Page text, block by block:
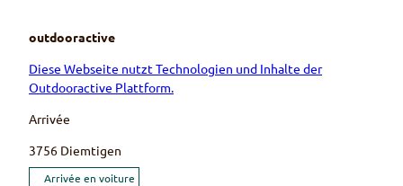
outdooractive
Diese Webseite nutzt Technologien und Inhalte der
Outdooractive Plattform.
Arrivée
3756 Diemtigen
Arrivée en voiture